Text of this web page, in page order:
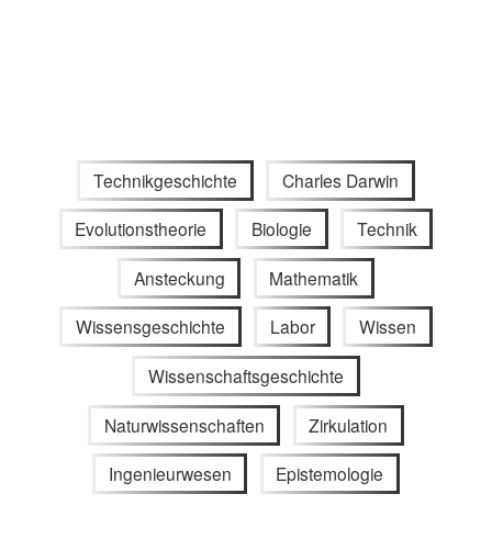
Technikgeschichte Charles Darwin
Evolutionstheorie Biologie Technik
Ansteckung Mathematik
Wissensgeschichte Labor Wissen
Wissenschaftsgeschichte
Naturwissenschaften Zirkulation
Ingenieurwesen Epistemologie